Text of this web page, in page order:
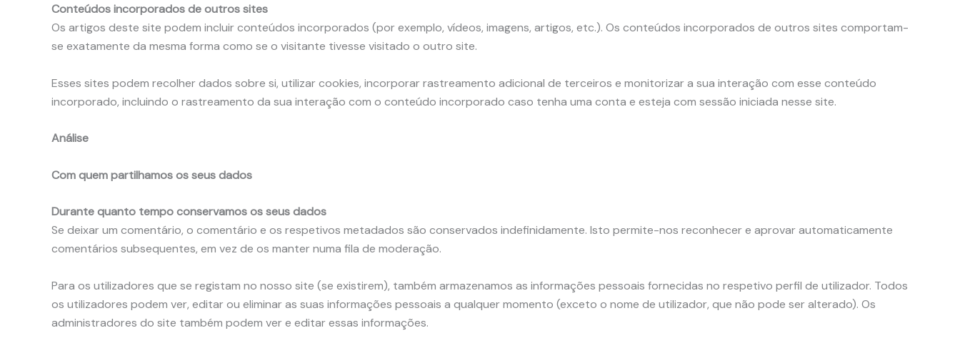
Conteúdos incorporados de outros sites
Os artigos deste site podem incluir conteúdos incorporados (por exemplo, vídeos, imagens, artigos, etc.). Os conteúdos incorporados de outros sites comportam-
se exatamente da mesma forma como se o visitante tivesse visitado o outro site.
Esses sites podem recolher dados sobre si, utilizar cookies, incorporar rastreamento adicional de terceiros e monitorizar a sua interação com esse conteúdo
incorporado, incluindo o rastreamento da sua interação com o conteúdo incorporado caso tenha uma conta e esteja com sessão iniciada nesse site.
Análise
Com quem partilhamos os seus dados
Durante quanto tempo conservamos os seus dados
Se deixar um comentário, o comentário e os respetivos metadados são conservados indefinidamente. Isto permite-nos reconhecer e aprovar automaticamente
comentários subsequentes, em vez de os manter numa fila de moderação.
Para os utilizadores que se registam no nosso site (se existirem), também armazenamos as informações pessoais fornecidas no respetivo perfil de utilizador. Todos
os utilizadores podem ver, editar ou eliminar as suas informações pessoais a qualquer momento (exceto o nome de utilizador, que não pode ser alterado). Os
administradores do site também podem ver e editar essas informações.